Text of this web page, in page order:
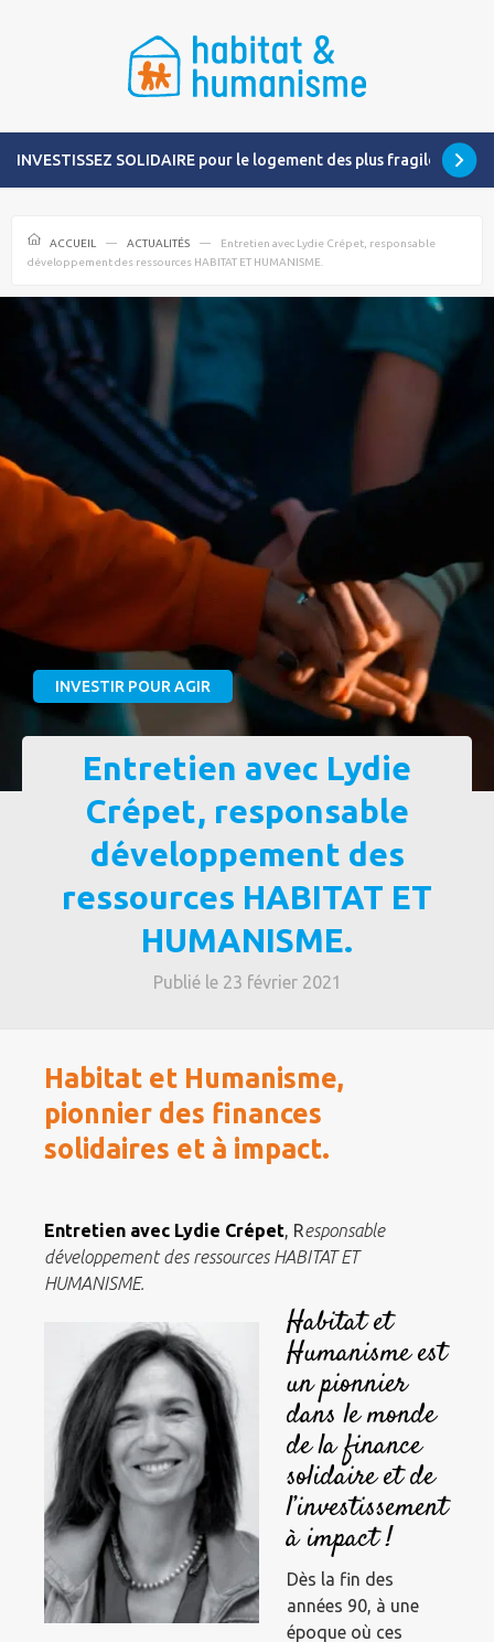
INVESTISSEZ SOLIDAIRE pour le logement des plus fragiles
ACCUEIL ACTUALITÉS
Entretien avec Lydie Crépet, responsable
développement des ressources HABITAT ET HUMANISME.
INVESTIR POUR AGIR
Entretien avec Lydie
Crépet, responsable
développement des
ressources HABITAT ET
HUMANISME.
Publié le 23 février 2021
Habitat et Humanisme,
pionnier des finances
solidaires et à impact.
Entretien avec Lydie Crépet, Responsable
développement des ressources HABITAT ET
HUMANISME.
Habitat et
Humanisme est
un pionnier
dans le monde
de la finance
solidaire et de
l’investissement
à impact !
Dès la fin des
années 90, à une
époque où ces